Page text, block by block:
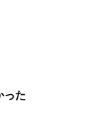
った